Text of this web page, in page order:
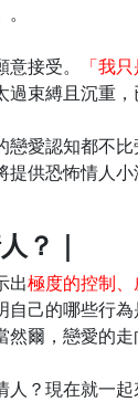
接受。 「我
束縛且沉重
愛認知都不
供恐怖情人
？｜
出極度的控制、
己的哪些行
爾，戀愛的
？現在就一起